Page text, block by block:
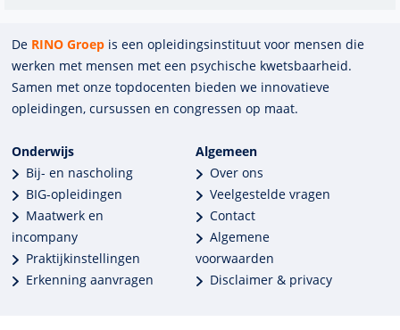
De RINO Groep is een opleidings­insti­tuut voor mensen die
werken met mensen met een psychische kwets­baar­heid.
Samen met onze top­docenten bieden we innova­tieve
opleidingen, cursussen en congres­sen op maat.
Onderwijs
Bij- en nascholing
BIG-opleidingen
Maatwerk en
incompany
Praktijkinstellingen
Erkenning aanvragen
Algemeen
Over ons
Veelgestelde vragen
Contact
Algemene
voorwaarden
Disclaimer & privacy